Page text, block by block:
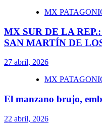
MX
MX SUR DE LA
SAN MARTÍN DE
27 abril, 2026
MX
El manzano brujo,
22 abril, 2026